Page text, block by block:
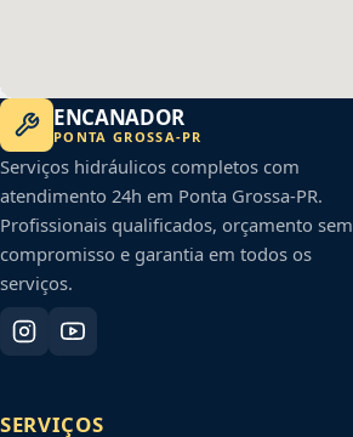
ENCANADOR
PONTA GROSSA-PR
Serviços hidráulicos completos com
atendimento 24h em Ponta Grossa-PR.
Profissionais qualificados, orçamento sem
compromisso e garantia em todos os
serviços.
SERVIÇOS